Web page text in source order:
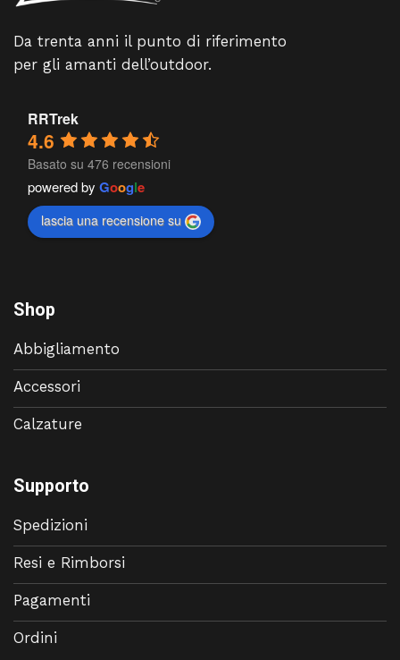
Da trenta anni il punto di riferimento
per gli amanti dell’outdoor.
RRTrek
4.6
Basato su 476 recensioni
powered by Google
lascia una recensione su
Shop
Abbigliamento
Accessori
Calzature
Supporto
Spedizioni
Resi e Rimborsi
Pagamenti
Ordini